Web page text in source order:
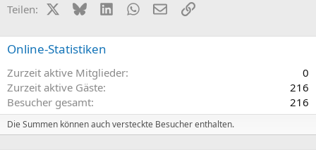
Teilen: X (Twitter)
BlueskyLinkedInWhatsApp
E-MailLink
Online-Statistiken
Zurzeit aktive Mitglieder
0
Zurzeit aktive Gäste
216
Besucher gesamt
216
Die Summen können auch versteckte Besucher enthalten.